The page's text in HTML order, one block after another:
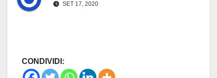
SET 17, 2020
CONDIVIDI: